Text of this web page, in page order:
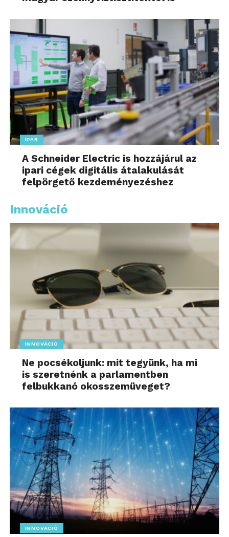
IPAR
A Schneider Electric is hozzájárul az
ipari cégek digitális átalakulását
felpörgető kezdeményezéshez
Innováció
INNOVÁCIÓ
Ne pocsékoljunk: mit tegyünk, ha mi
is szeretnénk a parlamentben
felbukkanó okosszemüveget?
INNOVÁCIÓ